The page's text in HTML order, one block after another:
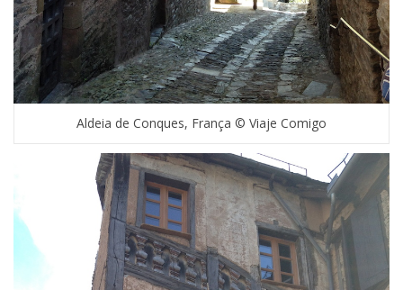
Aldeia de Conques, França © Viaje Comigo